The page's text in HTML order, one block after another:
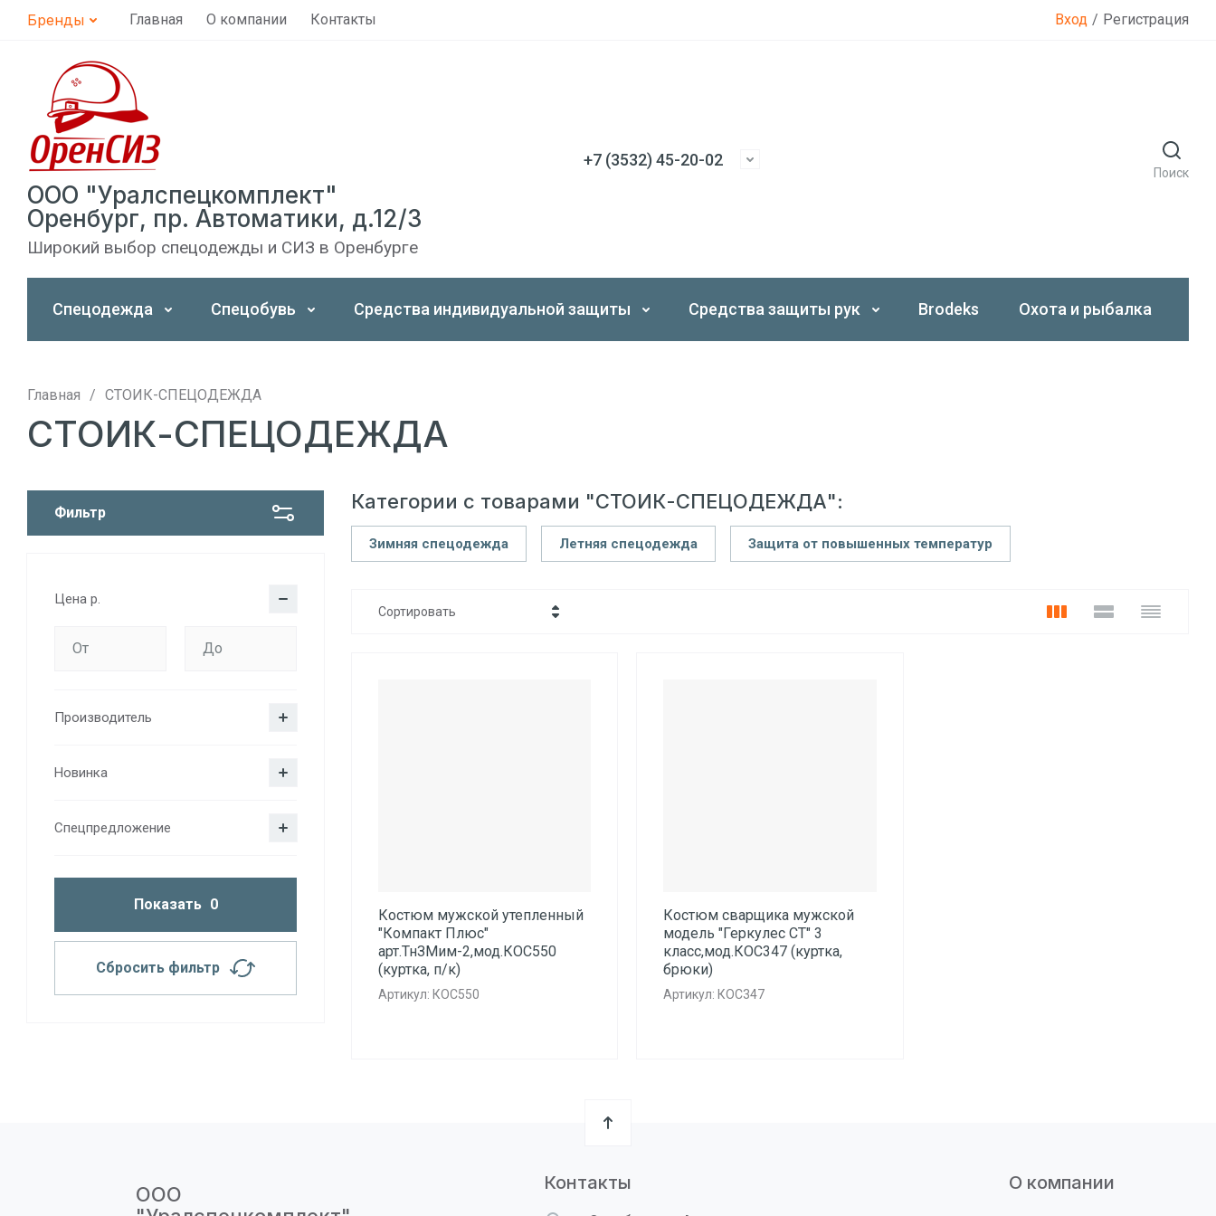
Бренды Главная О компании Контакты Вход / Регистрация
ООО "Уралспецкомплект"
Оренбург, пр. Автоматики, д.12/3
Широкий выбор спецодежды и СИЗ в Оренбурге
+7 (3532) 45-20-02
Поиск
Спецодежда Спецобувь Средства индивидуальной защиты Средства защиты рук Brodeks Охота и рыбалка
Главная / СТОИК-СПЕЦОДЕЖДА
СТОИК-СПЕЦОДЕЖДА
Фильтр
Цена р.
Производитель
Новинка
Спецпредложение
Показать 0
Сбросить фильтр
Категории с товарами "СТОИК-СПЕЦОДЕЖДА":
Зимняя спецодежда Летняя спецодежда Защита от повышенных температур
Сортировать
Костюм мужской утепленный
"Компакт Плюс"
арт.ТнЗМим-2,мод.КОС550
(куртка, п/к)
Артикул: КОС550
Костюм сварщика мужской
модель "Геркулес СТ" 3
класс,мод.КОС347 (куртка,
брюки)
Артикул: КОС347
ООО
Контакты О компании